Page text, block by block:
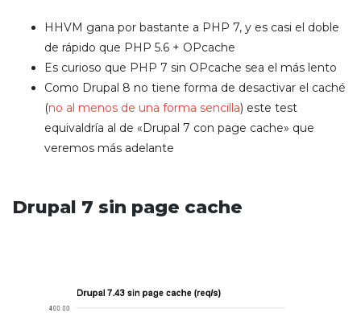
HHVM gana por bastante a PHP 7, y es casi el doble
de rápido que PHP 5.6 + OPcache
Es curioso que PHP 7 sin OPcache sea el más lento
Como Drupal 8 no tiene forma de desactivar el caché
(no al menos de una forma sencilla) este test
equivaldría al de «Drupal 7 con page cache» que
veremos más adelante
Drupal 7 sin page cache